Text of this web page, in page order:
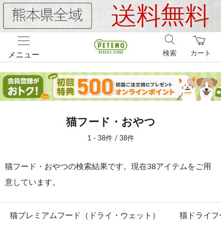
メニュー カート
検索
猫フード・おやつ
1 - 38件 / 38件
猫フード・おやつの検索結果です。現在38アイテムをご用
意しています。
猫プレミアムフード（ドライ・ウェット） 猫ドライフ